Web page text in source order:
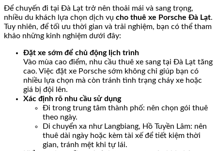
Để chuyến đi tại Đà Lạt trở nên thoải mái và sang trọng,
nhiều du khách lựa chọn dịch vụ cho thuê xe Porsche Đà Lạt.
Tuy nhiên, để tối ưu thời gian và trải nghiệm, bạn có thể tham
khảo những kinh nghiệm dưới đây:
Đặt xe sớm để chủ động lịch trình
Vào mùa cao điểm, nhu cầu thuê xe sang tại Đà Lạt tăng
cao. Việc đặt xe Porsche sớm không chỉ giúp bạn có
nhiều lựa chọn mà còn tránh tình trạng cháy xe hoặc
giá bị đội lên.
Xác định rõ nhu cầu sử dụng
Đi trong trung tâm thành phố: nên chọn gói thuê
theo ngày.
Di chuyển xa như Langbiang, Hồ Tuyền Lâm: nên
thuê dài ngày hoặc kèm tài xế để tiết kiệm thời
gian, tránh mệt khi tự lái.